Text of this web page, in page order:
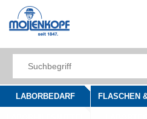
LABORBEDARF FLASCHEN